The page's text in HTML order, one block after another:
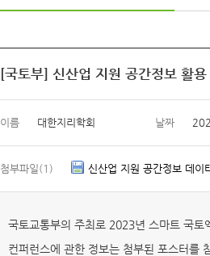
[국토부] 신산업 지원 공간정보 활
이름 대한지리학회 날짜
첨부파일(1) 신산업 지원 공간정보 데
국토교통부의 주최로 2023년 스마트 국
컨퍼런스에 관한 정보는 첨부된 포스터를